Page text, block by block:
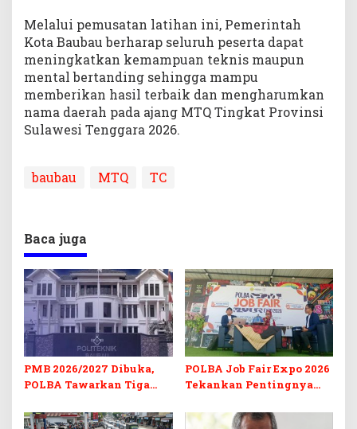
Melalui pemusatan latihan ini, Pemerintah
Kota Baubau berharap seluruh peserta dapat
meningkatkan kemampuan teknis maupun
mental bertanding sehingga mampu
memberikan hasil terbaik dan mengharumkan
nama daerah pada ajang MTQ Tingkat Provinsi
Sulawesi Tenggara 2026.
baubau MTQ TC
Baca juga
PMB 2026/2027 Dibuka,
POLBA Tawarkan Tiga
Kuliah Gratis
POLBA Job Fair Expo 2026
Tekankan Pentingnya
Digital